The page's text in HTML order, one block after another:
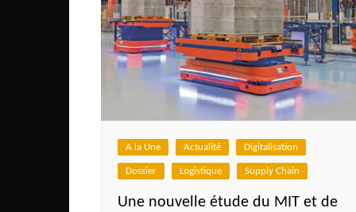
Côte d’Ivoire
Djibouti
Egypte
Ethiopie
Gambie
Ghana
Guinée
A la Une Actualité Digitalisation
Dossier Logistique Supply Chain
Une nouvelle étude du MIT et de